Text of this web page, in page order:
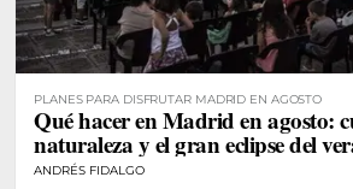
PLANES PARA DISFRUTAR MADRID EN AGOSTO
Qué hacer en Madrid en agosto:
naturaleza y el gran eclipse del
ANDRÉS FIDALGO